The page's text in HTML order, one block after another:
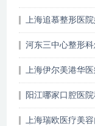
上海追慕整形医
河东三中心整形
上海伊尔美港华
阳江哪家口腔医
上海瑞欧医疗美